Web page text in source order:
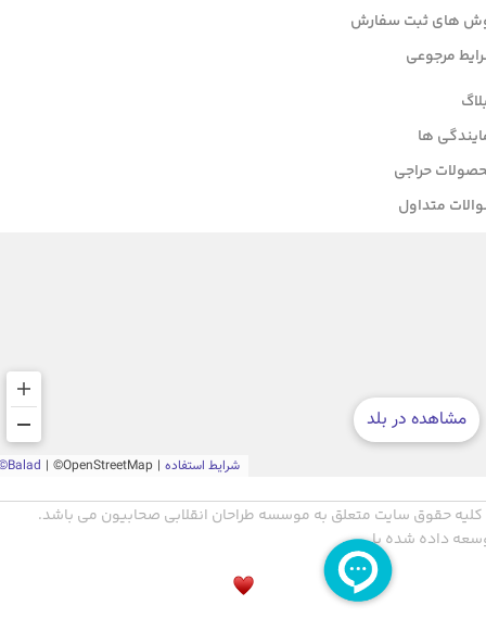
های ثبت سفارش
مرجوعی
ها
حراجی
متداول
حقوق سایت متعلق به موسسه طراحان انقلابی صحابیون می باشد.
داده شده با